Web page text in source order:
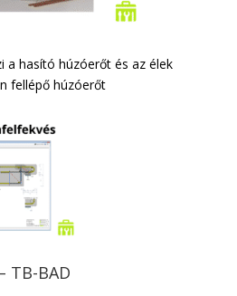
a hasító húzóerőt és az élek
fellépő húzóerőt
TB-BAD